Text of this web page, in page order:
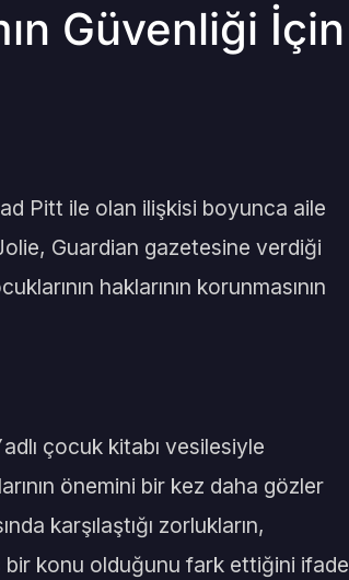
Güvenliği İçin
Pitt ile olan ilişkisi boyunca aile
Guardian gazetesine verdiği
haklarının korunmasının
adlı çocuk kitabı vesilesiyle
önemini bir kez daha gözler
karşılaştığı zorlukların,
bir konu olduğunu fark ettiğini ifade